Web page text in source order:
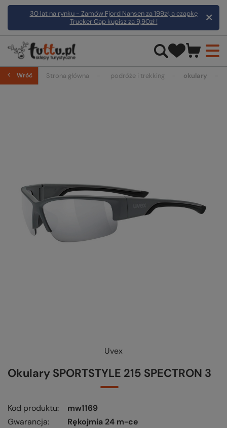
30 lat na rynku - Zamów Fjord Nansen za 199zł, a czapkę
Trucker Cap kupisz za 9,90zł !
Wróć Strona główna podróże i trekking okulary
KUP-SPRAWDŹ-WYMIEŃ
Uvex
Okulary SPORTSTYLE 215 SPECTRON 3
Kod produktu
mw1169
Gwarancja
Rękojmia 24 m-ce